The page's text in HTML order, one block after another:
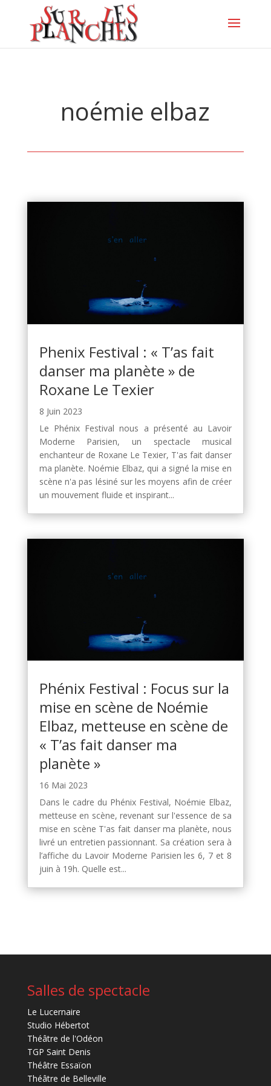
noémie elbaz
Phenix Festival : « T’as fait
danser ma planète » de
Roxane Le Texier
8 Juin 2023
Le Phénix Festival nous a présenté au Lavoir
Moderne Parisien, un spectacle musical
enchanteur de Roxane Le Texier, T'as fait danser
ma planète. Noémie Elbaz, qui a signé la mise en
scène n'a pas lésiné sur les moyens afin de créer
un mouvement fluide et inspirant...
Phénix Festival : Focus sur la
mise en scène de Noémie
Elbaz, metteuse en scène de
« T’as fait danser ma
planète »
16 Mai 2023
Dans le cadre du Phénix Festival, Noémie Elbaz,
metteuse en scène, revenant sur l'essence de sa
mise en scène T'as fait danser ma planète, nous
livré un entretien passionnant. Sa création sera à
l’affiche du Lavoir Moderne Parisien les 6, 7 et 8
juin à 19h. Quelle est...
Salles de spectacle
Le Lucernaire
Studio Hébertot
Théâtre de l'Odéon
TGP Saint Denis
Théâtre Essaïon
Théâtre de Belleville